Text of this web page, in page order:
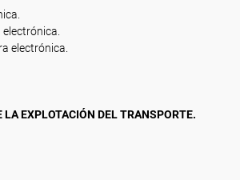
electrónica.
EXPLOTACIÓN DEL TRANSPORTE.